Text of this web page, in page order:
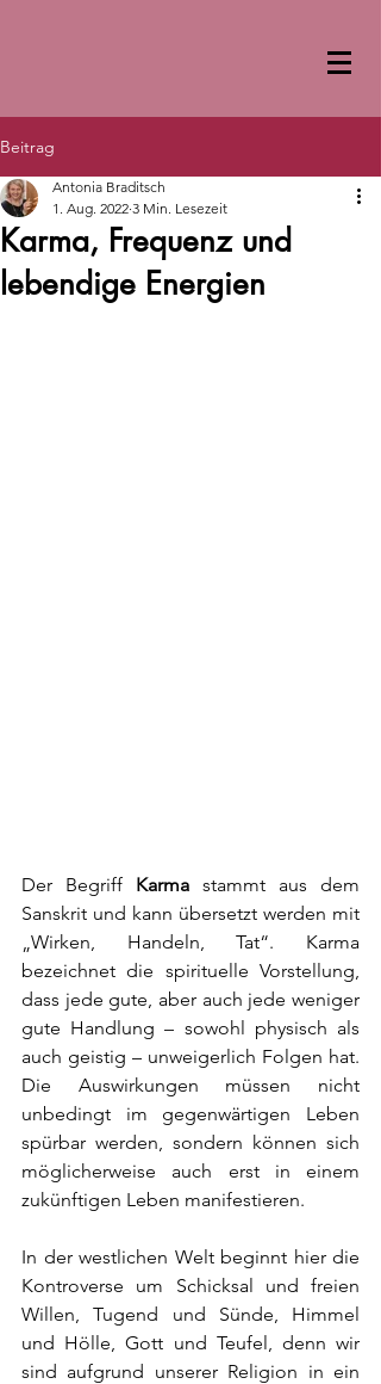
Beitrag
Karma, Frequenz und
lebendige Energien
Antonia Braditsch
1. Aug. 2022 3 Min. Lesezeit
Der Begriff Karma stammt aus dem
Sanskrit und kann übersetzt werden mit
„Wirken, Handeln, Tat“. Karma
bezeichnet die spirituelle Vorstellung,
dass jede gute, aber auch jede weniger
gute Handlung – sowohl physisch als
auch geistig – unweigerlich Folgen hat.
Die Auswirkungen müssen nicht
unbedingt im gegenwärtigen Leben
spürbar werden, sondern können sich
möglicherweise auch erst in einem
zukünftigen Leben manifestieren.
In der westlichen Welt beginnt hier die
Kontroverse um Schicksal und freien
Willen, Tugend und Sünde, Himmel
und Hölle, Gott und Teufel, denn wir
sind aufgrund unserer Religion in ein